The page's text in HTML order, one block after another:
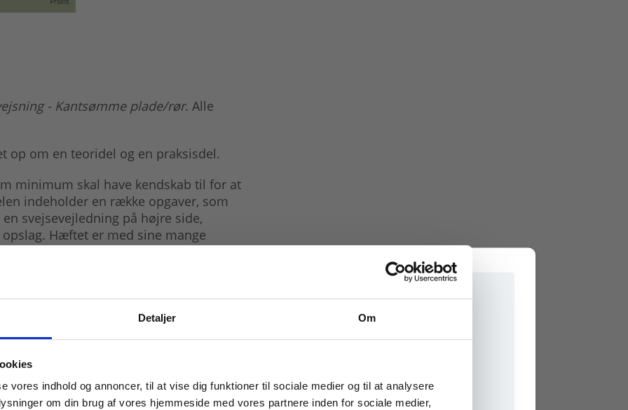
Detaljer Om
vores indhold og annoncer, til at vise dig funktioner til sociale medier og til at analysere
om din brug af vores hjemmeside med vores partnere inden for sociale medier,
- Kantsømme plade/rør. Alle
op om en teoridel og en praksisdel.
minimum skal have kendskab til for at
indeholder en række opgaver, som
svejsevejledning på højre side,
Hæftet er med sine mange
i åbent værksted.
mm.
Tilgå dine onlinematerialer